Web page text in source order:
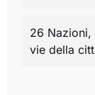
26 Nazioni,
vie della